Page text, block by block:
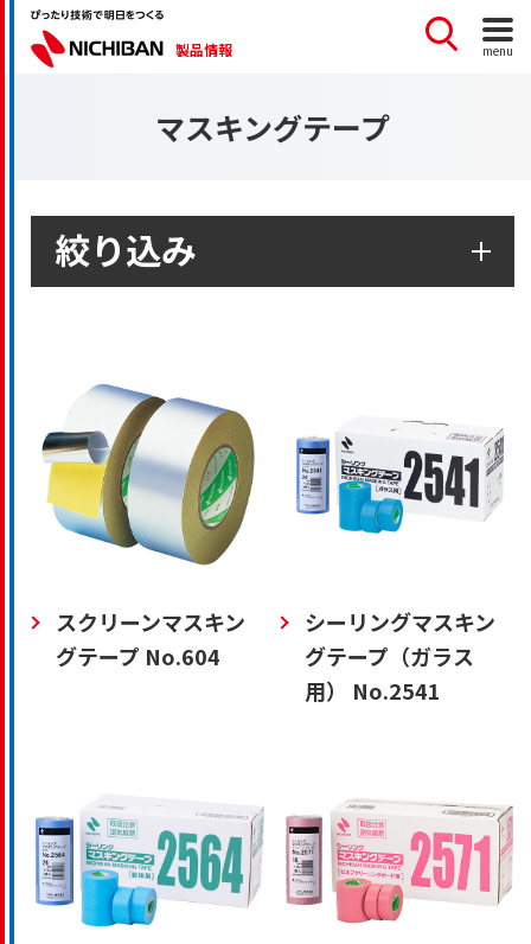
製品情報 menu
マスキングテープ
絞り込み
スクリーンマスキン
グテープ No.604
シーリングマスキン
グテープ（ガラス
用） No.2541